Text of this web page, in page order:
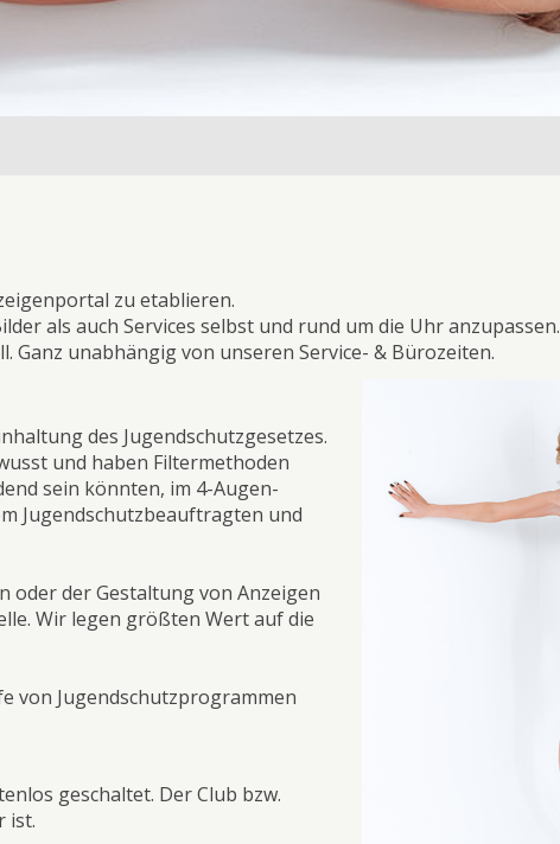
zu etablieren.
als auch Services selbst und rund um die Uhr anzupassen.
Ganz unabhängig von unseren Service- & Bürozeiten.
des Jugendschutzgesetzes.
und haben Filtermethoden
sein könnten, im 4-Augen-
Jugendschutzbeauftragten und
oder der Gestaltung von Anzeigen
Wir legen größten Wert auf die
von Jugendschutzprogrammen
geschaltet. Der Club bzw.
ist.